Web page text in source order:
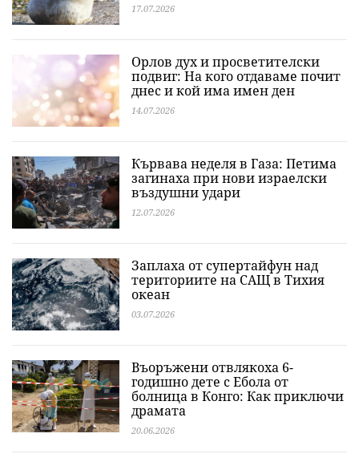
17.07.2026
Орлов дух и просветителски
подвиг: На кого отдаваме почит
днес и кой има имен ден
14.07.2026
Кървава неделя в Газа: Петима
загинаха при нови израелски
въздушни удари
12.07.2026
Заплаха от супертайфун над
териториите на САЩ в Тихия
океан
03.07.2026
Въоръжени отвлякоха 6-
годишно дете с Ебола от
болница в Конго: Как приключи
драмата
20.06.2026